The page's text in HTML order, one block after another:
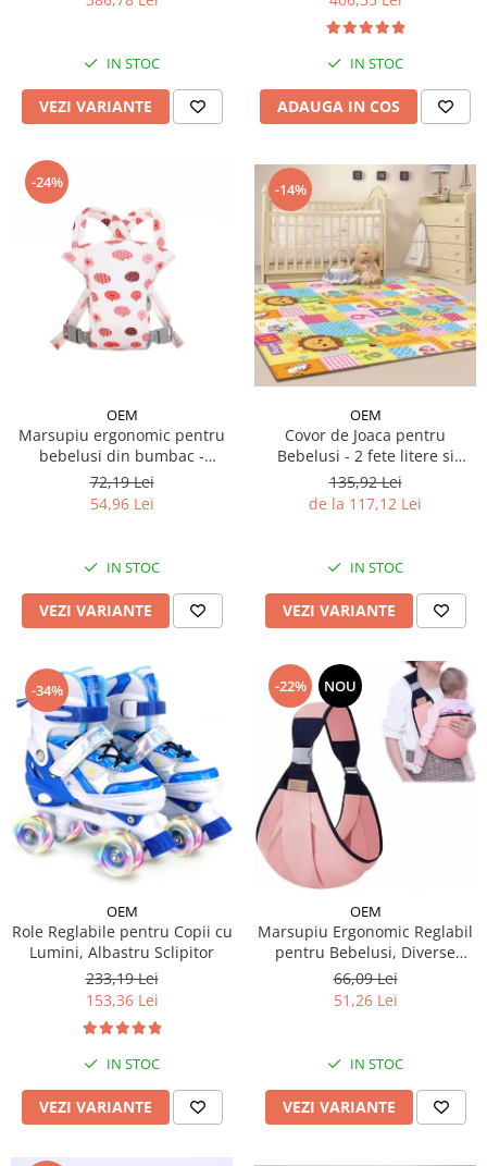
IN STOC
VEZI VARIANTE
IN STOC
ADAUGA IN COS
-24%
OEM
Marsupiu ergonomic pentru
bebelusi din bumbac -
modele diferite
72,19 Lei
54,96 Lei
IN STOC
VEZI VARIANTE
-14%
OEM
Covor de Joaca pentru
Bebelusi - 2 fete litere si
cifre/maimutici
135,92 Lei
de la 117,12 Lei
IN STOC
VEZI VARIANTE
-34%
OEM
Role Reglabile pentru Copii cu
Lumini, Albastru Sclipitor
233,19 Lei
153,36 Lei
IN STOC
VEZI VARIANTE
-22% NOU
OEM
Marsupiu Ergonomic Reglabil
pentru Bebelusi, Diverse
Culori
66,09 Lei
51,26 Lei
IN STOC
VEZI VARIANTE